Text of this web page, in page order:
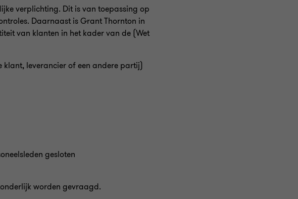
verplichting. Dit is van toepassing op
Daarnaast is Grant Thornton in
van klanten in het kader van de (Wet
klant, leverancier of een andere partij)
gesloten
worden gevraagd.